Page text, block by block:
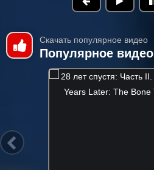
Скачать популярное видео
Популярное видео